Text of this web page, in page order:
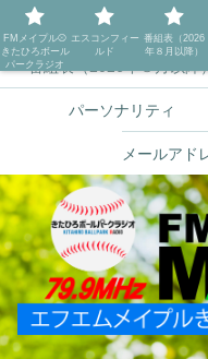
番組表（2026年８月以降）
パーソナリティ
FMメイプル⚾️
きたひろボール
パークラジオ
エスコンフィー
ルド
番組表（2026
年８月以降）